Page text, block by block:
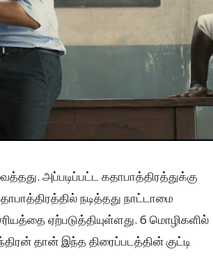
அப்படிப்பட்ட கதாபாத்திரத்துக்கு
நடித்தது நாட்டாமை
ஏற்படுத்தியுள்ளது. 6 மொழிகளில்
தான் இந்த திரைப்படத்தின் குட்டி